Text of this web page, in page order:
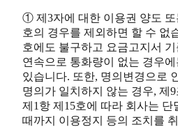
① 제3자에 대한 이용권 양도
호의 경우를 제외하면 할 수 없
호에도 불구하고 요금고지서
연속으로 통화량이 없는 경우
있습니다. 또한, 명의변경으로
명의가 일치하지 않는 경우, 제
제1항 제15호에 따라 회사는 단
때까지 이용정지 등의 조치를